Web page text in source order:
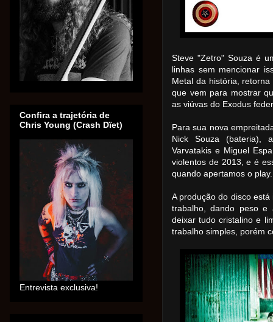
Steve "Zetro" Souza é
linhas sem mencionar
Metal da história,
que vem para mostrar
as viúvas do Exodus
Para sua nova
Nick Souza (bateria),
Varvatakis e Miguel
violentos de 2013, e é
quando apertamos o play.
A produção do disco
trabalho, dando peso e
deixar tudo cristalino e
trabalho simples, porém
Confira a trajetória de
Chris Young (Crash Dïet)
Entrevista exclusiva!